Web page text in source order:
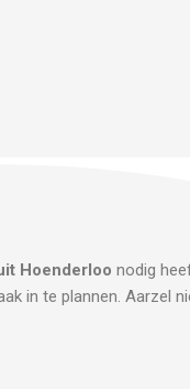
Hoenderloo nodig
in te plannen. Aarzel